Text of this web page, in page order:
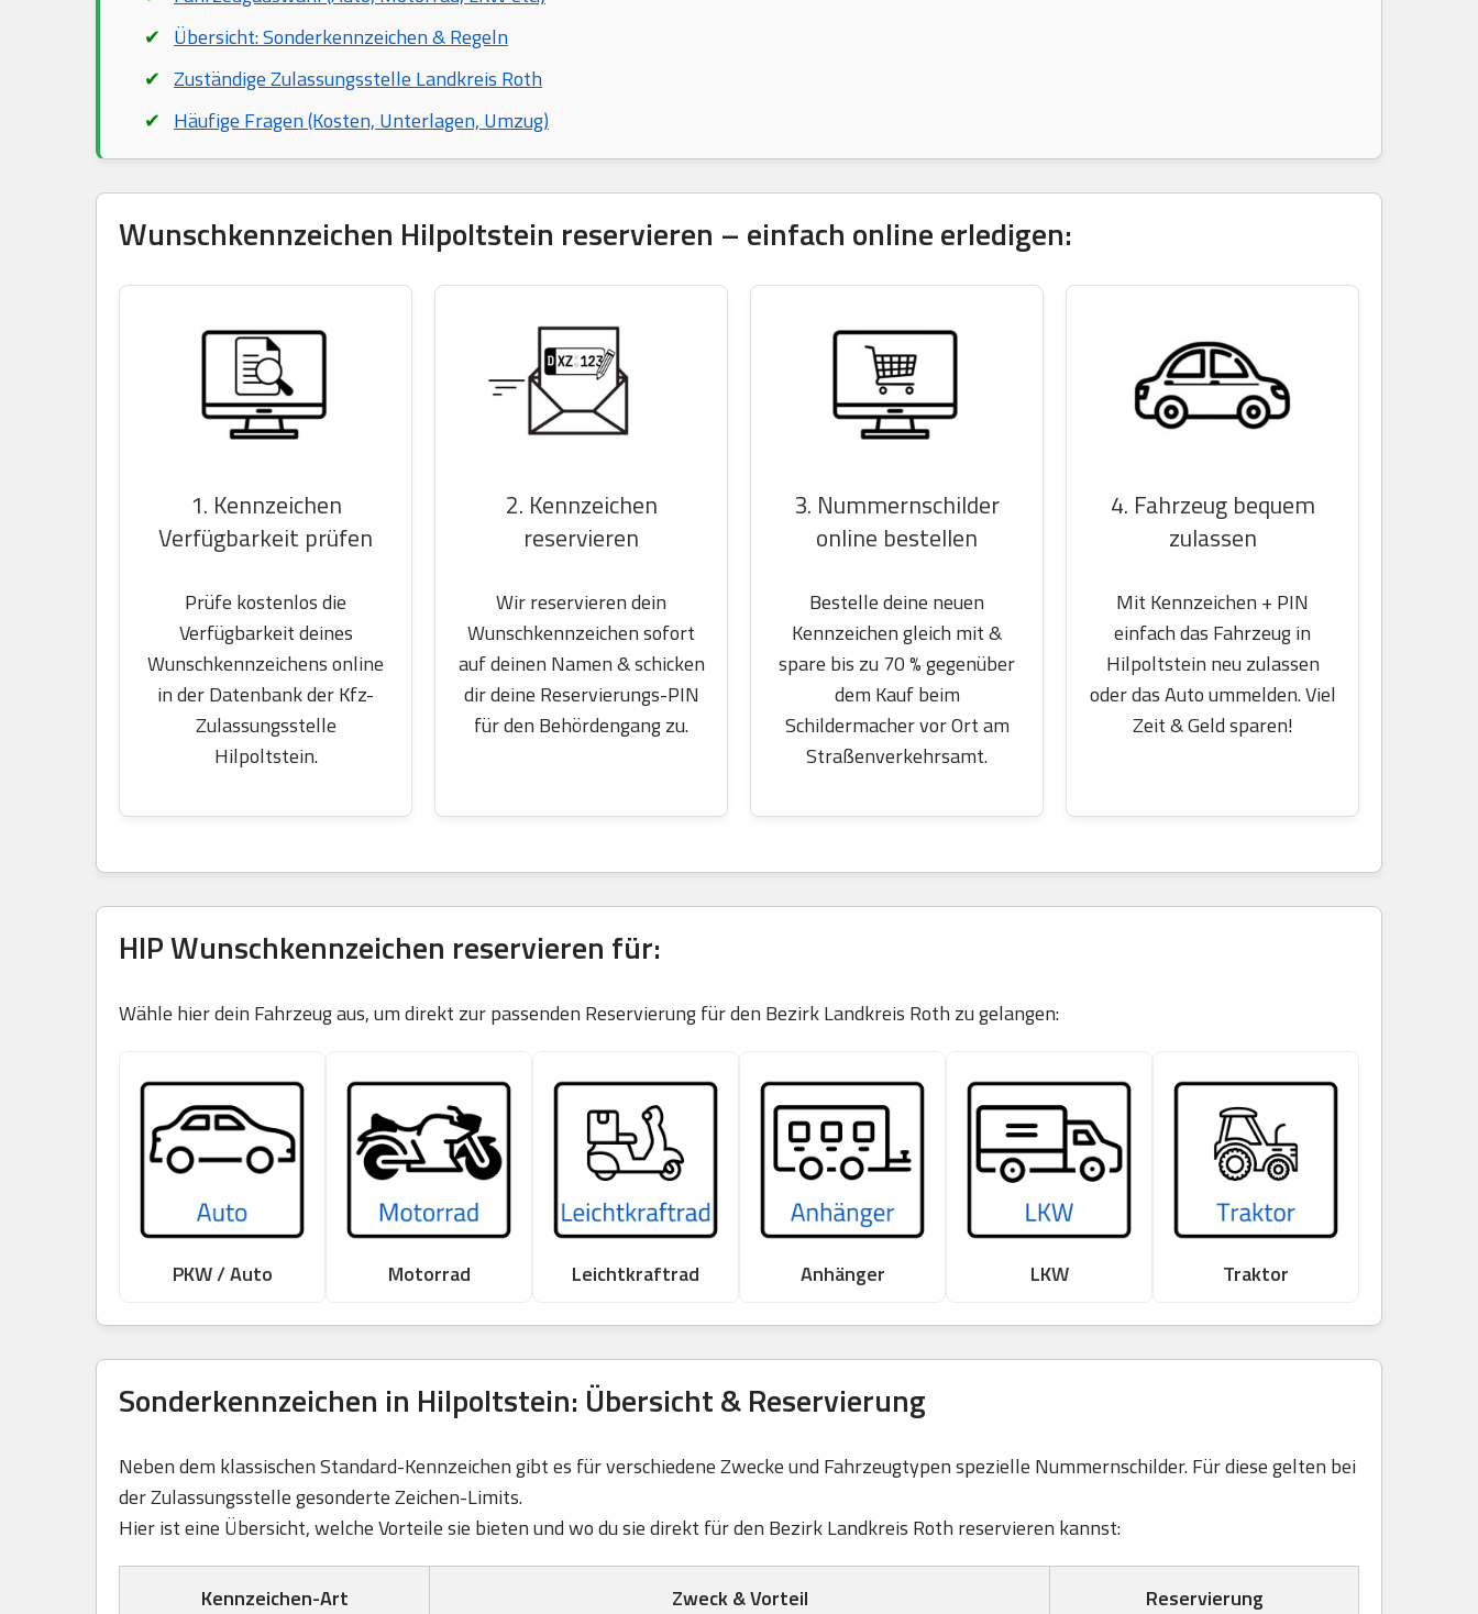
Übersicht: Sonderkennzeichen & Regeln
Zuständige Zulassungsstelle Landkreis Roth
Häufige Fragen (Kosten, Unterlagen, Umzug)
Wunschkennzeichen Hilpoltstein reservieren – einfach online erledigen:
1. Kennzeichen
Verfügbarkeit prüfen
Prüfe kostenlos die
Verfügbarkeit deines
Wunschkennzeichens online
in der Datenbank der Kfz-
Zulassungsstelle
Hilpoltstein.
2. Kennzeichen
reservieren
Wir reservieren dein
Wunschkennzeichen sofort
auf deinen Namen & schicken
dir deine Reservierungs-PIN
für den Behördengang zu.
3. Nummernschilder
online bestellen
Bestelle deine neuen
Kennzeichen gleich mit &
spare bis zu 70 % gegenüber
dem Kauf beim
Schildermacher vor Ort am
Straßenverkehrsamt.
4. Fahrzeug bequem
zulassen
Mit Kennzeichen + PIN
einfach das Fahrzeug in
Hilpoltstein neu zulassen
oder das Auto ummelden. Viel
Zeit & Geld sparen!
HIP Wunschkennzeichen reservieren für:
Wähle hier dein Fahrzeug aus, um direkt zur passenden Reservierung für den Bezirk Landkreis Roth zu gelangen:
PKW / Auto Motorrad Leichtkraftrad Anhänger LKW Traktor
Sonderkennzeichen in Hilpoltstein: Übersicht & Reservierung
Neben dem klassischen Standard-Kennzeichen gibt es für verschiedene Zwecke und Fahrzeugtypen spezielle Nummernschilder. Für diese gelten bei
der Zulassungsstelle gesonderte Zeichen-Limits.
Hier ist eine Übersicht, welche Vorteile sie bieten und wo du sie direkt für den Bezirk Landkreis Roth reservieren kannst:
Kennzeichen-Art Zweck & Vorteil Reservierung